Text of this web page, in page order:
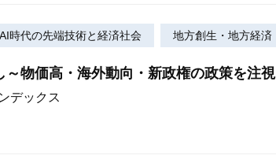
AI時代の先端技術と経済社会 地方創生・地方経済
物価高・海外動向・新政権の政策を注視
デックス